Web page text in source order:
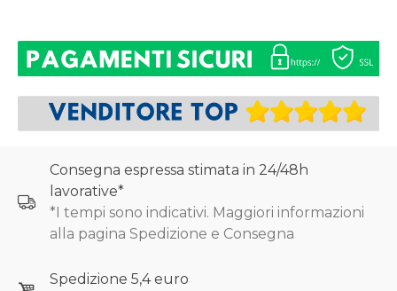
Consegna espressa stimata in 24/48h
lavorative*
*I tempi sono indicativi. Maggiori informazioni
alla pagina Spedizione e Consegna
Spedizione 5,4 euro